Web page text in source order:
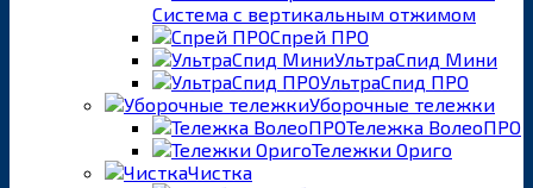
Система с вертикальным отжимом
Спрей ПРО
УльтраСпид Мини
УльтраСпид ПРО
Уборочные тележки
Тележка ВолеоПРО
Тележки Ориго
Чистка